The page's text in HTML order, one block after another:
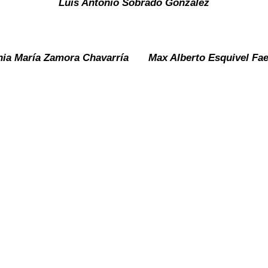
Luis Antonio Sobrado González
María Zamora Chavarría Max Alberto Esquivel